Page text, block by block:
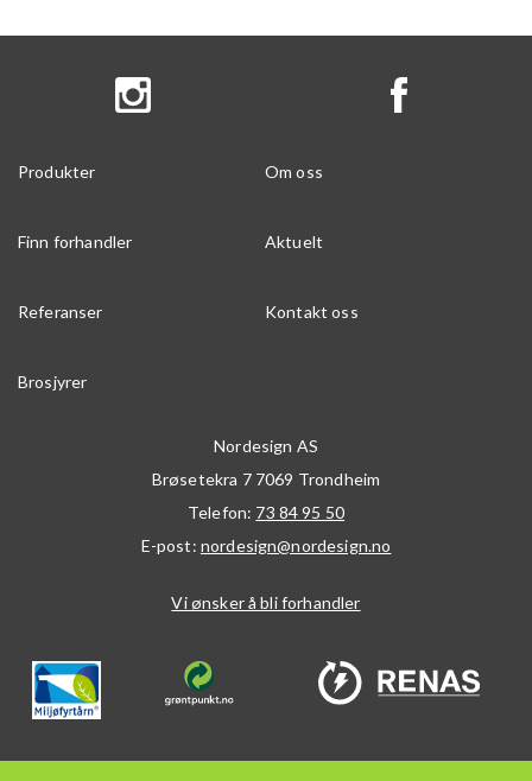
Produkter Om oss
Finn forhandler Aktuelt
Referanser Kontakt oss
Brosjyrer
Nordesign AS
Brøsetekra 7 7069 Trondheim
Telefon: 73 84 95 50
E-post: nordesign@nordesign.no
Vi ønsker å bli forhandler